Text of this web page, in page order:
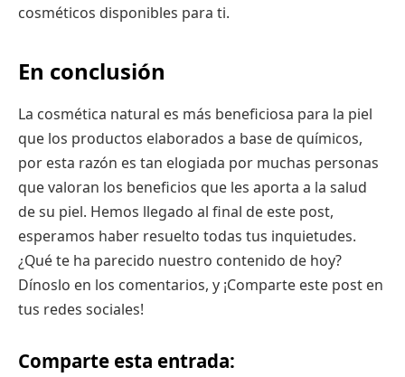
cosméticos disponibles para ti.
En conclusión
La cosmética natural es más beneficiosa para la piel
que los productos elaborados a base de químicos,
por esta razón es tan elogiada por muchas personas
que valoran los beneficios que les aporta a la salud
de su piel. Hemos llegado al final de este post,
esperamos haber resuelto todas tus inquietudes.
¿Qué te ha parecido nuestro contenido de hoy?
Dínoslo en los comentarios, y ¡Comparte este post en
tus redes sociales!
Comparte esta entrada: